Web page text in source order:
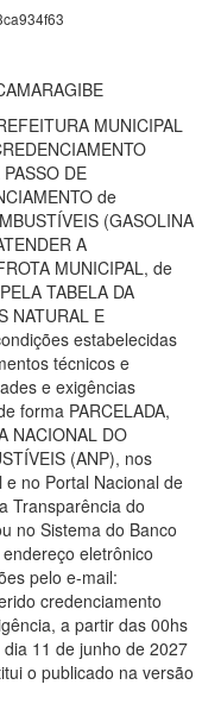
MUNICIPAL
DE
de
(GASOLINA
A
MUNICIPAL, de
TABELA DA
NATURAL E
estabelecidas
técnicos e
e exigências
forma PARCELADA,
NACIONAL DO
(ANP), nos
no Portal Nacional de
Transparência do
no Sistema do Banco
eletrônico
pelo e-mail:
credenciamento
a partir das 00hs
11 de junho de 2027
o publicado na versão